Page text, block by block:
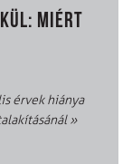
MIÉRT
érvek hiánya
»